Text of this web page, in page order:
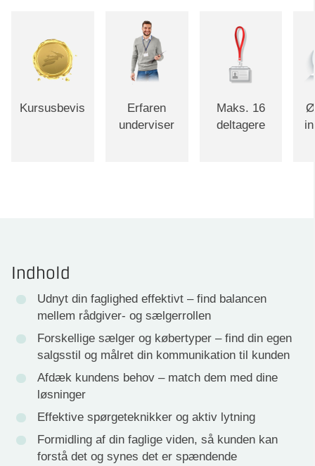
Kursusbevis
Erfaren
underviser
Maks. 16
deltagere
Indhold
Udnyt din faglighed effektivt – find balancen
mellem rådgiver- og sælgerrollen
Forskellige sælger og købertyper – find din egen
salgsstil og målret din kommunikation til kunden
Afdæk kundens behov – match dem med dine
løsninger
Effektive spørgeteknikker og aktiv lytning
Formidling af din faglige viden, så kunden kan
forstå det og synes det er spændende